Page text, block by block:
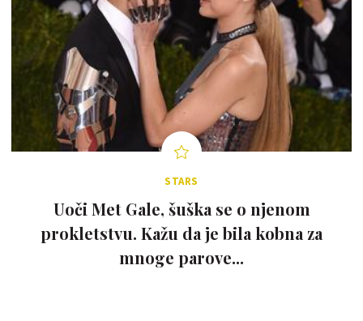
STARS
Uoči Met Gale, šuška se o njenom
prokletstvu. Kažu da je bila kobna za
mnoge parove...